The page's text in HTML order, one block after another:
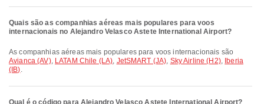
Quais são as companhias aéreas mais populares para voos
internacionais no Alejandro Velasco Astete International Airport?
As companhias aéreas mais populares para voos internacionais são
Avianca (AV), LATAM Chile (LA), JetSMART (JA), Sky Airline (H2), Iberia
(IB).
Qual é o código para Alejandro Velasco Astete International Airport?